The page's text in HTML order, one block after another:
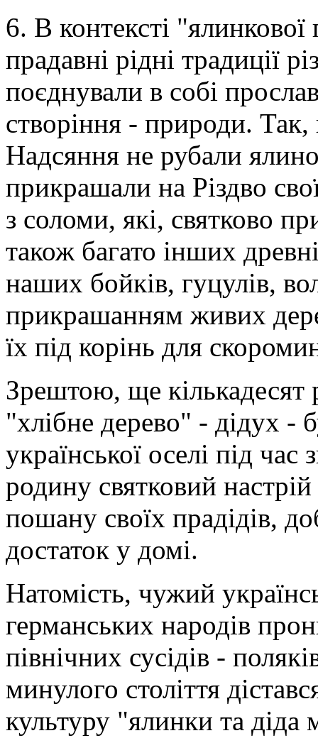
6. В контексті
прадавні рідні традиції
поєднували в собі
створіння - природи.
Надсяння не рубали
прикрашали на Різдво
з соломи, які, святково
також багато інших
наших бойків, гуцулів,
прикрашанням живих
їх під корінь для
Зрештою, ще кількадесят
"хлібне дерево" - дідух -
української оселі під
родину святковий
пошану своїх прадідів,
достаток у домі.
Натомість, чужий
германських народів
північних сусідів -
минулого століття
культуру "ялинки та